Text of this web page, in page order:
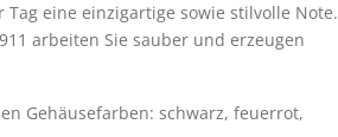
Tag eine einzigartige sowie stilvolle Note.
arbeiten Sie sauber und erzeugen
Gehäusefarben: schwarz, feuerrot,